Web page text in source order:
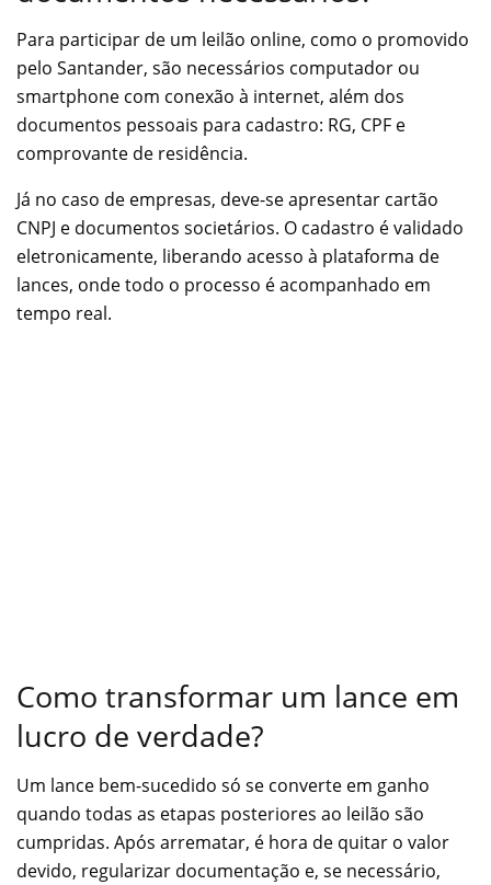
Para participar de um leilão online, como o promovido
pelo Santander, são necessários computador ou
smartphone com conexão à internet, além dos
documentos pessoais para cadastro: RG, CPF e
comprovante de residência.
Já no caso de empresas, deve-se apresentar cartão
CNPJ e documentos societários. O cadastro é validado
eletronicamente, liberando acesso à plataforma de
lances, onde todo o processo é acompanhado em
tempo real.
Como transformar um lance em
lucro de verdade?
Um lance bem-sucedido só se converte em ganho
quando todas as etapas posteriores ao leilão são
cumpridas. Após arrematar, é hora de quitar o valor
devido, regularizar documentação e, se necessário,